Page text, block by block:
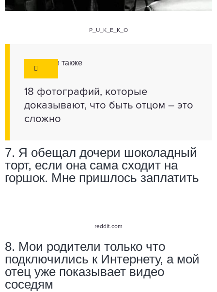
P_U_K_E_K_O
Смотрите также
18 фотографий, которые
доказывают, что быть отцом – это
сложно
7. Я обещал дочери шоколадный
торт, если она сама сходит на
горшок. Мне пришлось заплатить
reddit.com
8. Мои родители только что
подключились к Интернету, а мой
отец уже показывает видео
соседям